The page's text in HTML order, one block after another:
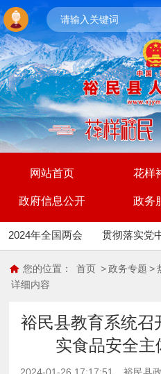
网站首页 花样
政府信息公开 政务
2024年全国两会 贯彻落实党
您的位置： 首页 > 政务专题 >
详细内容
裕民县教育系统召
实食品安全主
2024-01-26 17:17:51 裕民县